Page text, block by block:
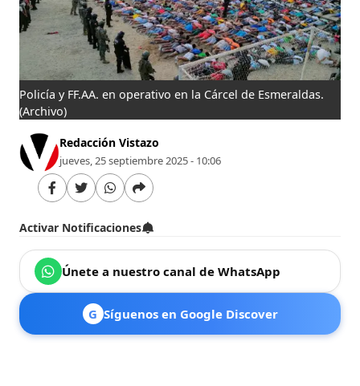
Policía y FF.AA. en operativo en la Cárcel de Esmeraldas.
(Archivo)
Redacción Vistazo
jueves, 25 septiembre 2025 - 10:06
Activar Notificaciones
Únete a nuestro canal de WhatsApp
G Síguenos en Google Discover